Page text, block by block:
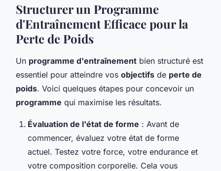
Structurer un Programme
d'Entraînement Efficace pour la
Perte de Poids
Un programme d'entraînement bien structuré est
essentiel pour atteindre vos objectifs de perte de
poids. Voici quelques étapes pour concevoir un
programme qui maximise les résultats.
Évaluation de l'état de forme : Avant de
commencer, évaluez votre état de forme
actuel. Testez votre force, votre endurance et
votre composition corporelle. Cela vous